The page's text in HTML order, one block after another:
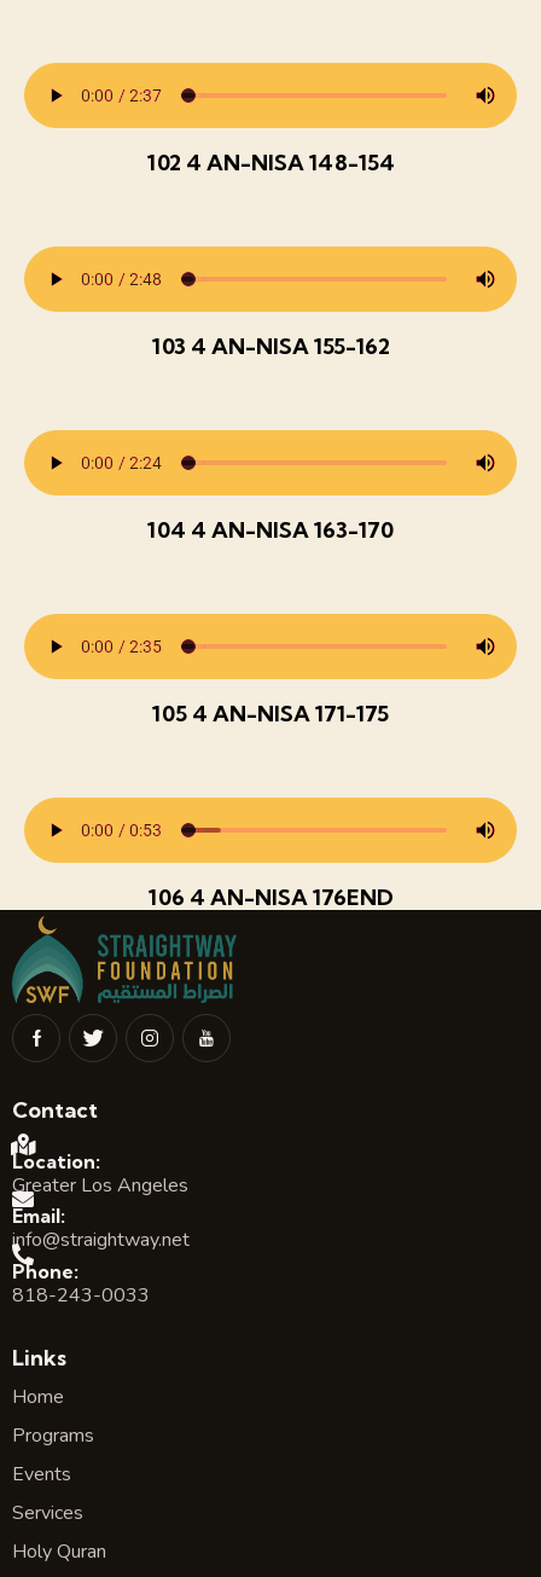
102 4 AN-NISA 148-154
103 4 AN-NISA 155-162
104 4 AN-NISA 163-170
105 4 AN-NISA 171-175
106 4 AN-NISA 176END
Contact
Location:
Greater Los Angeles
Email:
info@straightway.net
Phone:
818-243-0033
Links
Home
Programs
Events
Services
Holy Quran